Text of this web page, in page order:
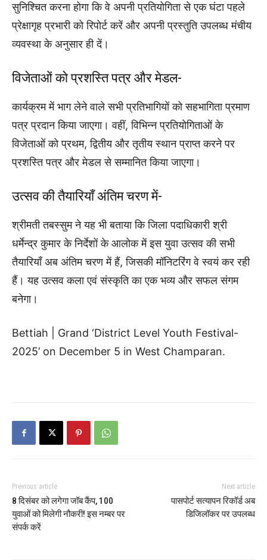
सुनिश्चित करना होगा कि वे अपनी प्रतियोगिता से एक घंटा पहले
प्रेक्षागृह प्रभारी को रिपोर्ट करें और अपनी प्रस्तुति उपलब्ध मंचीय
व्यवस्था के अनुसार ही दें।
विजेताओं को प्रशस्ति पत्र और मेडल-
कार्यक्रम में भाग लेने वाले सभी प्रतिभागियों को सहभागिता प्रमाण
पत्र प्रदान किया जाएगा। वहीं, विभिन्न प्रतियोगिताओं के
विजेताओं को प्रथम, द्वितीय और तृतीय स्थान प्राप्त करने पर
प्रशस्ति पत्र और मेडल से सम्मानित किया जाएगा।
उत्सव की तैयारियाँ अंतिम चरण में-
श्रीमती तबस्सुम ने यह भी बताया कि जिला पदाधिकारी श्री
धर्मेन्द्र कुमार के निर्देशों के आलोक में इस युवा उत्सव की सभी
तैयारियाँ अब अंतिम चरण में हैं, जिसकी मॉनिटरिंग वे स्वयं कर रही
हैं। यह उत्सव कला एवं संस्कृति का एक भव्य और सफल संगम
बनेगा।
Bettiah | Grand ‘District Level Youth Festival-
2025’ on December 5 in West Champaran.
Previous article
8 दिसंबर को लगेगा जॉब कैंप, 100
युवाओं को मिलेगी नौकरी! इस नम्बर पर
संपर्क करें
Next article
पासपोर्ट सत्यापन रिकॉर्ड अब
डिजिलॉकर पर उपलब्ध